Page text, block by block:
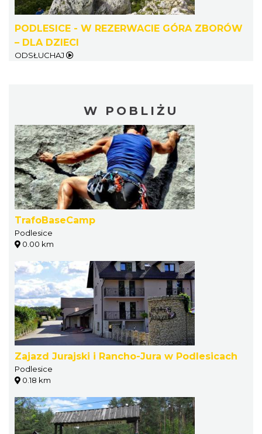
PODLESICE - W REZERWACIE GÓRA ZBORÓW
– DLA DZIECI
ODSŁUCHAJ
W POBLIŻU
TrafoBaseCamp
Podlesice
0.00 km
Zajazd Jurajski i Rancho-Jura w Podlesicach
Podlesice
0.18 km